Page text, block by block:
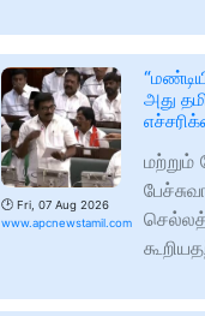
🕑 Fri, 07 Aug 2026
www.apcnewstamil.com
அது